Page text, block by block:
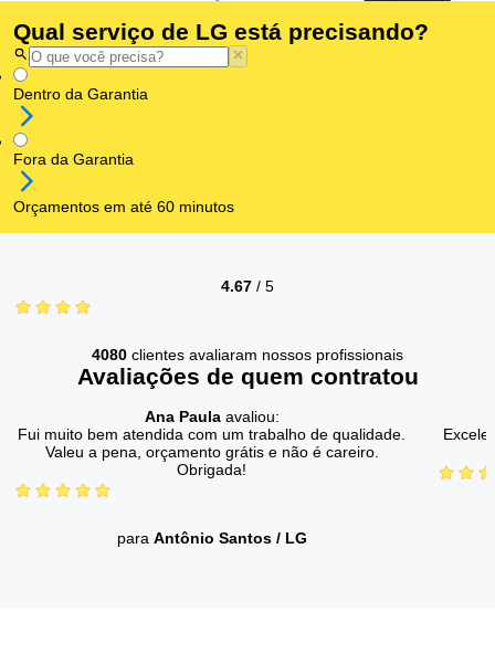
Qual serviço de LG está precisando?
Dentro da Garantia
Fora da Garantia
Orçamentos em até 60 minutos
4.67 / 5
4080 clientes avaliaram nossos profissionais
Avaliações de quem contratou
Ana Paulaavaliou:
Fui muito bem atendida com um trabalho de qualidade.
Valeu a pena, orçamento grátis e não é careiro.
Obrigada!
para Antônio Santos/ LG